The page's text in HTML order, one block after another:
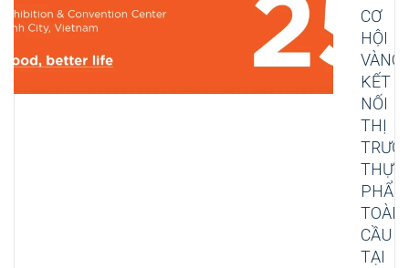
CƠ
HỘI
VÀNG
KẾT
NỐI
THỊ
THỰC
PHẨM
TOÀN
CẦU
TẠI